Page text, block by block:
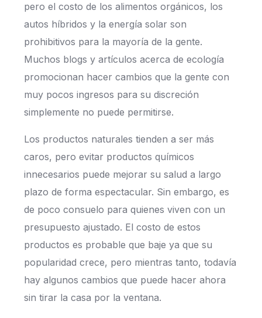
pero el costo de los alimentos orgánicos, los
autos híbridos y la energía solar son
prohibitivos para la mayoría de la gente.
Muchos blogs y artículos acerca de ecología
promocionan hacer cambios que la gente con
muy pocos ingresos para su discreción
simplemente no puede permitirse.
Los productos naturales tienden a ser más
caros, pero evitar productos químicos
innecesarios puede mejorar su salud a largo
plazo de forma espectacular. Sin embargo, es
de poco consuelo para quienes viven con un
presupuesto ajustado. El costo de estos
productos es probable que baje ya que su
popularidad crece, pero mientras tanto, todavía
hay algunos cambios que puede hacer ahora
sin tirar la casa por la ventana.